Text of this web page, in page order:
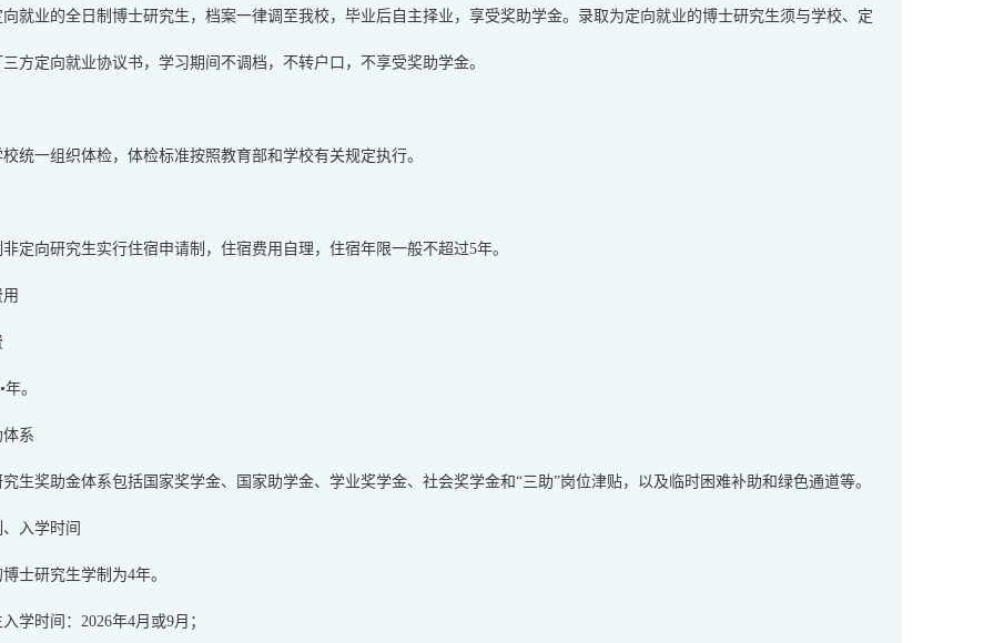
向就业的全日制博士研究生，档案一律调至我校，毕业后自主择业，享受奖助学金。录取为定向就业的博士研究生须与学校、定
方定向就业协议书，学习期间不调档，不转户口，不享受奖助学金。
统一组织体检，体检标准按照教育部和学校有关规定执行。
定向研究生实行住宿申请制，住宿费用自理，住宿年限一般不超过5年。
。
体系
生奖助金体系包括国家奖学金、国家助学金、学业奖学金、社会奖学金和“三助”岗位津贴，以及临时困难补助和绿色通道等。
入学时间
士研究生学制为4年。
学时间：2026年4月或9月；